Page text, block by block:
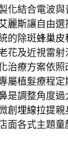
化結合電波
麗斯讓自由選
的除斑蜂巢皮
花及近視雷射
治療方案依
屬植髮療程定
是調整角度
創 埋線拉提親
面各式主題童